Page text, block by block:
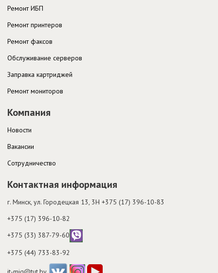
Ремонт ИБП
Ремонт принтеров
Ремонт факсов
Обслуживание серверов
Заправка картриджей
Ремонт мониторов
Компания
Новости
Вакансии
Cотрудничество
Контактная информация
г. Минск, ул. Городецкая 13, 3H +375 (17) 396-10-83
+375 (17) 396-10-82
+375 (33) 387-79-60
+375 (44) 733-83-92